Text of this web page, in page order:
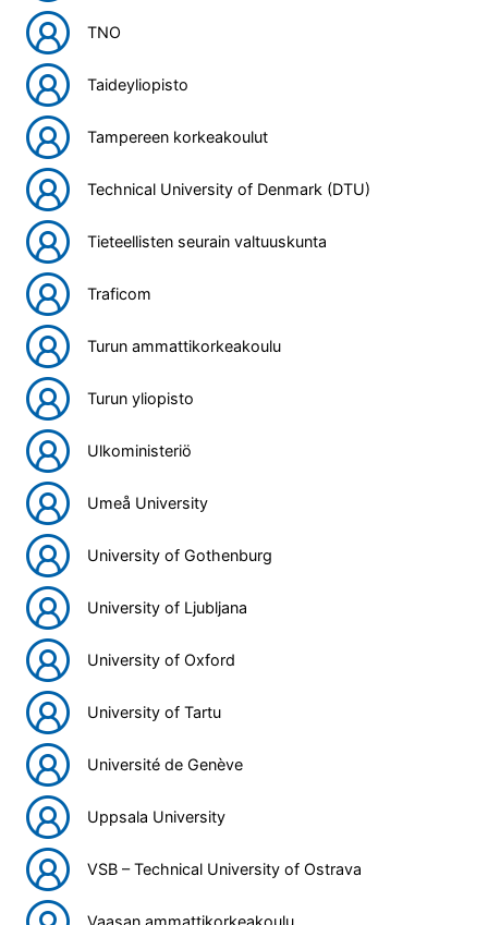
TNO
Taideyliopisto
Tampereen korkeakoulut
Technical University of Denmark (DTU)
Tieteellisten seurain valtuuskunta
Traficom
Turun ammattikorkeakoulu
Turun yliopisto
Ulkoministeriö
Umeå University
University of Gothenburg
University of Ljubljana
University of Oxford
University of Tartu
Université de Genève
Uppsala University
VSB – Technical University of Ostrava
Vaasan ammattikorkeakoulu